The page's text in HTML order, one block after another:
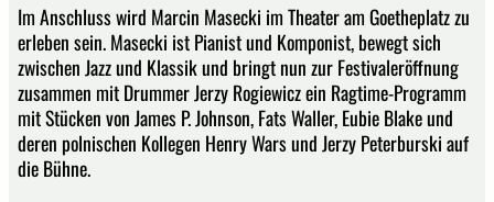
Im Anschluss wird Marcin Masecki im Theater am Goetheplatz zu
erleben sein. Masecki ist Pianist und Komponist, bewegt sich
zwischen Jazz und Klassik und bringt nun zur Festivaleröffnung
zusammen mit Drummer Jerzy Rogiewicz ein Ragtime-Programm
mit Stücken von James P. Johnson, Fats Waller, Eubie Blake und
deren polnischen Kollegen Henry Wars und Jerzy Peterburski auf
die Bühne.